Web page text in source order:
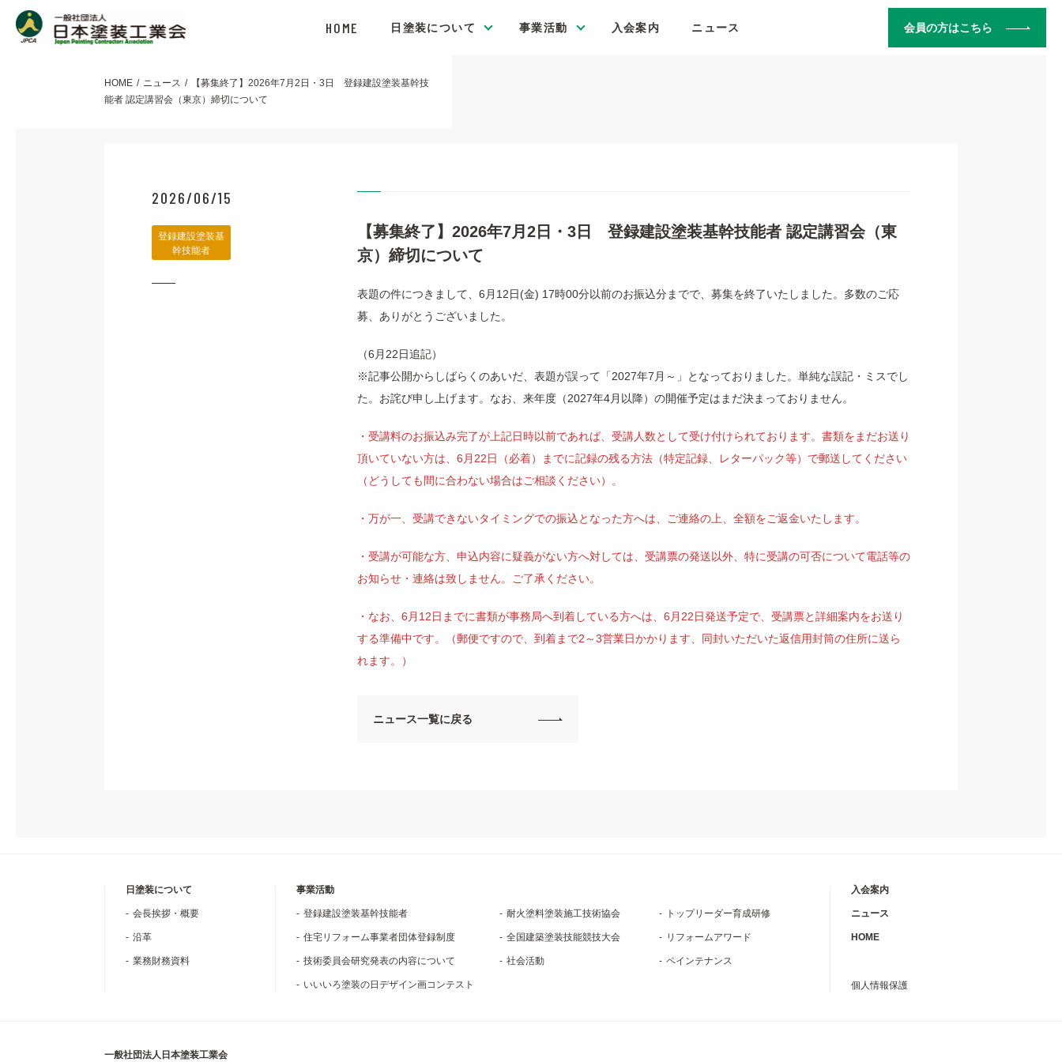
会員の方はこちら
HOME 日塗装について 事業活動 入会案内 ニュース
HOME ニュース
【募集終了】2026年7月2日・3日 登録建設塗装基幹技
能者 認定講習会（東京）締切について
2026/06/15
登録建設塗装基
幹技能者
【募集終了】2026年7月2日・3日 登録建設塗装基幹技能者 認定講習会（東
京）締切について
表題の件につきまして、6月12日(金) 17時00分以前のお振込分までで、募集を終了いたしました。多数のご応
募、ありがとうございました。
（6月22日追記）
※記事公開からしばらくのあいだ、表題が誤って「2027年7月～」となっておりました。単純な誤記・ミスでし
た。お詫び申し上げます。なお、来年度（2027年4月以降）の開催予定はまだ決まっておりません。
・受講料のお振込み完了が上記日時以前であれば、受講人数として受け付けられております。書類をまだお送り
頂いていない方は、6月22日（必着）までに記録の残る方法（特定記録、レターパック等）で郵送してください
（どうしても間に合わない場合はご相談ください）。
・万が一、受講できないタイミングでの振込となった方へは、ご連絡の上、全額をご返金いたします。
・受講が可能な方、申込内容に疑義がない方へ対しては、受講票の発送以外、特に受講の可否について電話等の
お知らせ・連絡は致しません。ご了承ください。
・なお、6月12日までに書類が事務局へ到着している方へは、6月22日発送予定で、受講票と詳細案内をお送り
する準備中です。（郵便ですので、到着まで2～3営業日かかります、同封いただいた返信用封筒の住所に送ら
れます。）
ニュース一覧に戻る
日塗装について
会長挨拶・概要
沿革
業務財務資料
事業活動
登録建設塗装基幹技能者
住宅リフォーム事業者団体登録制度
技術委員会研究発表の内容について
いいいろ塗装の日デザイン画コンテスト
耐火塗料塗装施工技術協会
全国建築塗装技能競技大会
社会活動
トップリーダー育成研修
リフォームアワード
ペインテナンス
入会案内
ニュース
HOME
個人情報保護
一般社団法人日本塗装工業会